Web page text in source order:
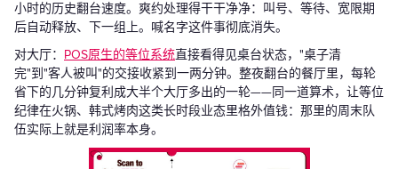
小时的历史翻台速度。爽约处理得干干净净：叫号、等待、宽限期
后自动释放、下一组上。喊名字这件事彻底消失。
对大厅： POS原生的等位系统直接看得见桌台状态，"桌子清
完"到"客人被叫"的交接收紧到一两分钟。整夜翻台的餐厅里，每轮
省下的几分钟复利成大半个大厅多出的一轮——同一道算术，让等位
纪律在火锅、韩式烤肉这类长时段业态里格外值钱：那里的周末队
伍实际上就是利润率本身。